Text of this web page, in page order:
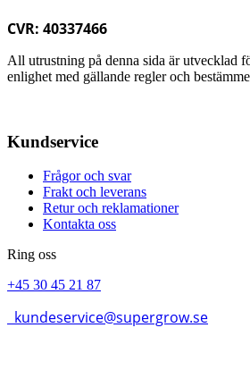
CVR: 40337466
All utrustning på denna sida är utvecklad
enlighet med gällande regler och
Kundservice
Frågor och svar
Frakt och leverans
Retur och reklamationer
Kontakta oss
Ring oss
+45 30 45 21 87
kundeservice@supergrow.se